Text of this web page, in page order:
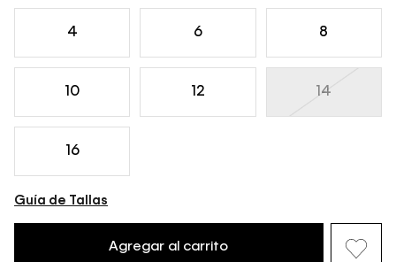
4 6 8
10 12 14
16
Guía de Tallas
Agregar al carrito